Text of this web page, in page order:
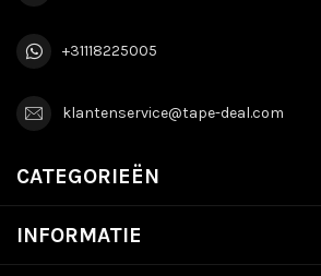
+31118225005
klantenservice@tape-deal.com
CATEGORIEËN
INFORMATIE